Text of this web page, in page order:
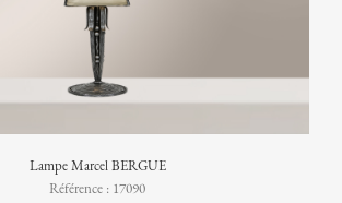
Lampe Marcel BERGUE
Référence : 17090